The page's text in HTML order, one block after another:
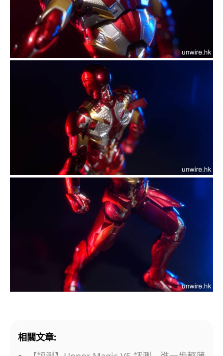
相關文章: